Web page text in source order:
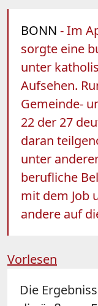
BONN - Im
sorgte eine
unter
Aufsehen.
Gemeinde-
22 der 27
daran
unter
berufliche
mit dem Job
andere auf
Vorlesen
Die